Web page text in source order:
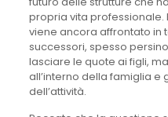
propria vita professionale.
viene ancora affrontato in
successori, spesso
lasciare le quote ai figli,
all’interno della famiglia e
dell’attività.